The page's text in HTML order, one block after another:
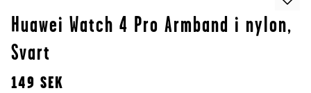
Huawei Watch 4 Pro Armband i nylon,
Svart
149 SEK